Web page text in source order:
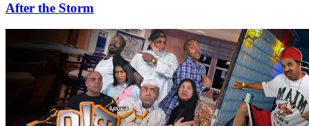
After the Storm